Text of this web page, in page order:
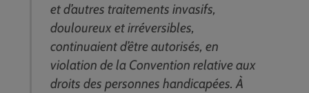
et d’autres traitements invasifs,
douloureux et irréversibles,
continuaient d’être autorisés, en
violation de la Convention relative aux
droits des personnes handicapées. À